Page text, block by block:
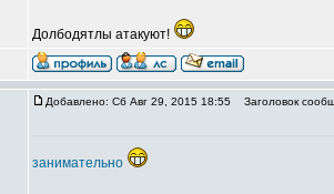
Долбодятлы атакуют!
Добавлено: Сб Авг 29, 2015 18:55 Заголовок
занимательно